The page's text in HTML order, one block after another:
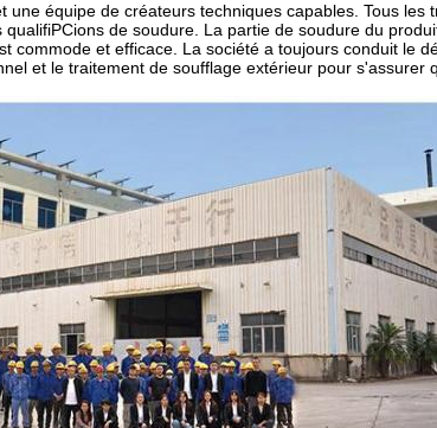
équipe de créateurs techniques capables. Tous les
de soudure. La partie de soudure du
commode et efficace. La société a toujours conduit le
et le traitement de soufflage extérieur pour s'assurer